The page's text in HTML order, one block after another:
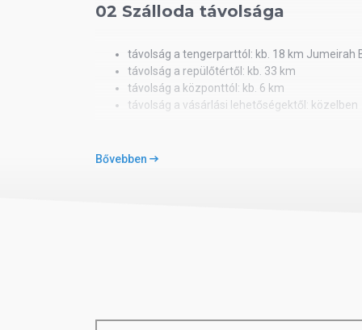
02 Szálloda távolsága
távolság a tengerparttól: kb. 18 km Jumeirah
távolság a repülőtértől: kb. 33 km
távolság a központtól: kb. 6 km
távolság a vásárlási lehetőségektől: közelben
tea-/kávéfőző
Bővebben